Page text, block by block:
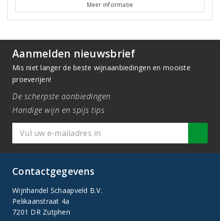
Meer informatie
Aanmelden nieuwsbrief
Mis niet langer de beste wijnaanbiedingen en mooiste
proeverijen!
De scherpste aanbiedingen
Handige wijn en spijs tips
Contactgegevens
Wijnhandel Schaapveld B.V.
Pelikaanstraat 4a
7201 DR Zutphen